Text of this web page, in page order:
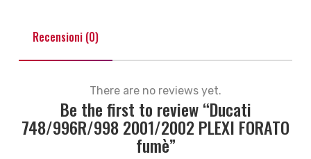
Recensioni (0)
There are no reviews yet.
Be the first to review “Ducati
748/996R/998 2001/2002 PLEXI FORATO
fumè”